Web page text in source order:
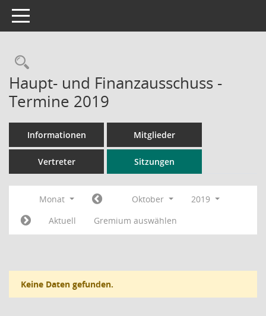
Toggle navigation
Rechercheauswahl
Haupt- und Finanzausschuss -
Termine 2019
Informationen Mitglieder
Vertreter Sitzungen
Monat Oktober
2019
Aktuell
Gremium auswählen
Keine Daten gefunden.